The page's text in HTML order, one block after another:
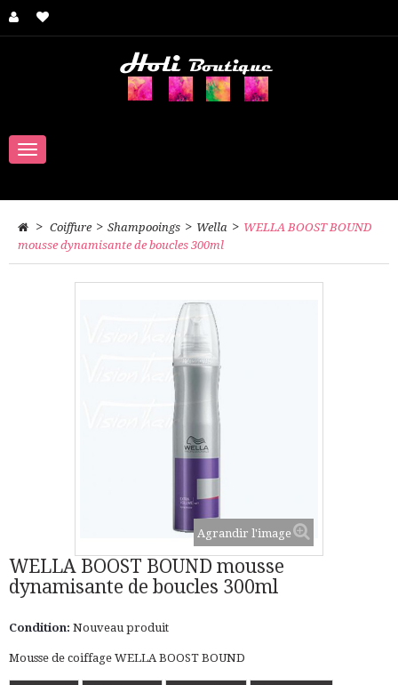
Navigation
> Coiffure > Shampooings > Wella > WELLA BOOST BOUND
mousse dynamisante de boucles 300ml
Agrandir l'image
WELLA BOOST BOUND mousse
dynamisante de boucles 300ml
Condition: Nouveau produit
Mousse de coiffage WELLA BOOST BOUND